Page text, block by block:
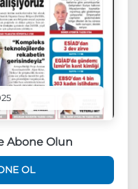
Abone Olun
OL